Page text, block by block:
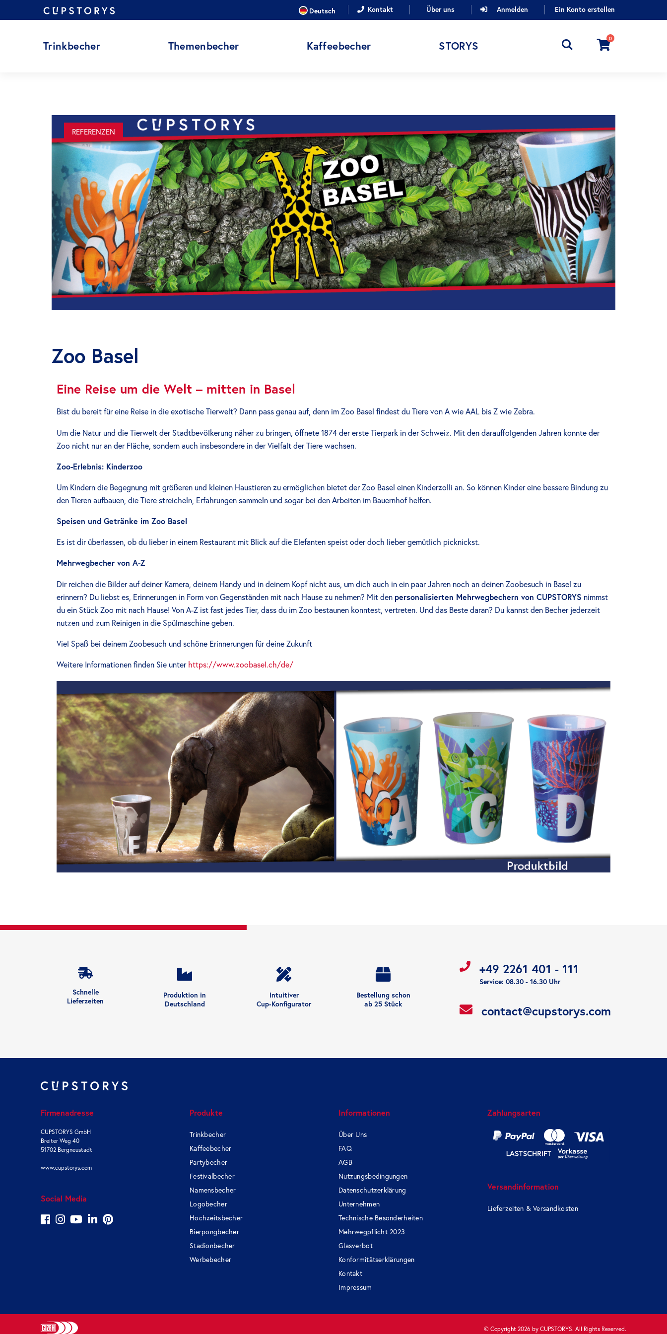
Zum
Inhalt
SPRACHEDeutsch Kontakt Über uns Anmelden Ein Konto erstellen
Cart
0
Trinkbecher Themenbecher Kaffeebecher STORYS
REFERENZEN
Zoo Basel
Eine Reise um die Welt – mitten in Basel
Bist du bereit für eine Reise in die exotische Tierwelt? Dann pass genau auf, denn im Zoo Basel findest du Tiere von A wie AAL bis Z wie Zebra.
Um die Natur und die Tierwelt der Stadtbevölkerung näher zu bringen, öffnete 1874 der erste Tierpark in der Schweiz. Mit den darauffolgenden Jahren konnte der
Zoo nicht nur an der Fläche, sondern auch insbesondere in der Vielfalt der Tiere wachsen.
Zoo-Erlebnis: Kinderzoo
Um Kindern die Begegnung mit größeren und kleinen Haustieren zu ermöglichen bietet der Zoo Basel einen Kinderzolli an. So können Kinder eine bessere Bindung zu
den Tieren aufbauen, die Tiere streicheln, Erfahrungen sammeln und sogar bei den Arbeiten im Bauernhof helfen.
Speisen und Getränke im Zoo Basel
Es ist dir überlassen, ob du lieber in einem Restaurant mit Blick auf die Elefanten speist oder doch lieber gemütlich picknickst.
Mehrwegbecher von A-Z
Dir reichen die Bilder auf deiner Kamera, deinem Handy und in deinem Kopf nicht aus, um dich auch in ein paar Jahren noch an deinen Zoobesuch in Basel zu
erinnern? Du liebst es, Erinnerungen in Form von Gegenständen mit nach Hause zu nehmen? Mit den personalisierten Mehrwegbechern von CUPSTORYS nimmst
du ein Stück Zoo mit nach Hause! Von A-Z ist fast jedes Tier, dass du im Zoo bestaunen konntest, vertreten. Und das Beste daran? Du kannst den Becher jederzeit
nutzen und zum Reinigen in die Spülmaschine geben.
Viel Spaß bei deinem Zoobesuch und schöne Erinnerungen für deine Zukunft
Weitere Informationen finden Sie unterhttps://www.zoobasel.ch/de/
Schnelle
Lieferzeiten
Produktion in
Deutschland
Intuitiver
Cup-Konfigurator
Bestellung schon
ab 25 Stück
+49 2261 401 - 111
Service: 08.30 - 16.30 Uhr
contact@cupstorys.com
Firmenadresse
CUPSTORYS GmbH
Breiter Weg 40
51702 Bergneustadt
www.cupstorys.com
Social Media
Produkte
Trinkbecher
Kaffeebecher
Partybecher
Festivalbecher
Namensbecher
Logobecher
Hochzeitsbecher
Bierpongbecher
Stadionbecher
Werbebecher
Informationen
Über Uns
FAQ
AGB
Nutzungsbedingungen
Datenschutzerklärung
Unternehmen
Technische Besonderheiten
Mehrwegpflicht 2023
Glasverbot
Konformitätserklärungen
Kontakt
Impressum
Zahlungsarten
Versandinformation
Lieferzeiten & Versandkosten
© Copyright 2026 by CUPSTORYS. All Rights Reserved.